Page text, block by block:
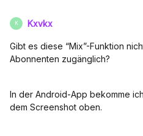
K Kxvkx
Gibt es diese “Mix”-Funktion
Abonnenten zugänglich?
In der Android-App bekomme
dem Screenshot oben.